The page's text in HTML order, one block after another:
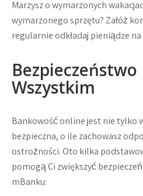
Marzysz o wymarzonych
wymarzonego sprzętu? Załóż
regularnie odkładaj pieniądze
Bezpieczeństwo
Wszystkim
Bankowość online jest nie tylko
bezpieczna, o ile zachowasz
ostrożności. Oto kilka
pomogą Ci zwiększyć
mBanku: